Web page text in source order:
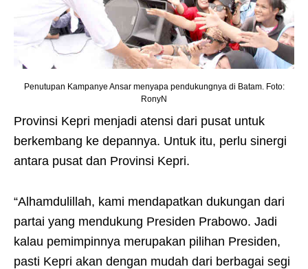
Penutupan Kampanye Ansar menyapa pendukungnya di Batam. Foto:
RonyN
Provinsi Kepri menjadi atensi dari pusat untuk
berkembang ke depannya. Untuk itu, perlu sinergi
antara pusat dan Provinsi Kepri.
“Alhamdulillah, kami mendapatkan dukungan dari
partai yang mendukung Presiden Prabowo. Jadi
kalau pemimpinnya merupakan pilihan Presiden,
pasti Kepri akan dengan mudah dari berbagai segi